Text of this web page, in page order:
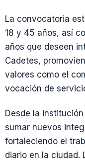
La convocatoria
18 y 45 años, así
años que deseen
Cadetes,
valores como el
vocación de
Desde la
sumar nuevos
fortaleciendo el
diario en la ciudad.